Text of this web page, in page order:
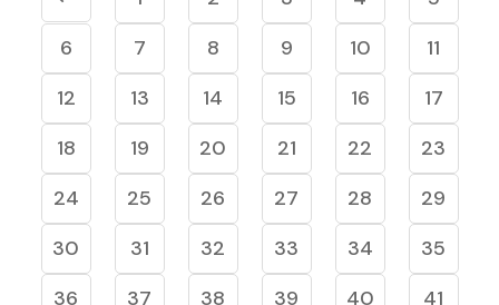
6
7 8 9 10
11
12
13 14 15 16
17
18
19 20 21 22
23
24
25 26 27 28
29
30
31 32 33 34
35
36
37 38 39 40
41